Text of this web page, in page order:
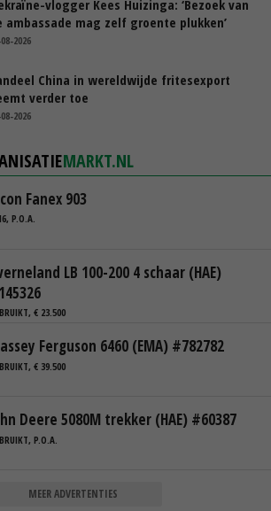
vlogger Kees Huizinga: ‘Bezoek van
ambassade mag zelf groente plukken’
2026
China in wereldwijde fritesexport
verder toe
2026
MARKT.NL
Fanex 903
P.O.A.
LB 100-200 4 schaar (HAE)
€ 23.500
Ferguson 6460 (EMA) #782782
€ 39.500
Deere 5080M trekker (HAE) #60387
P.O.A.
MEER ADVERTENTIES